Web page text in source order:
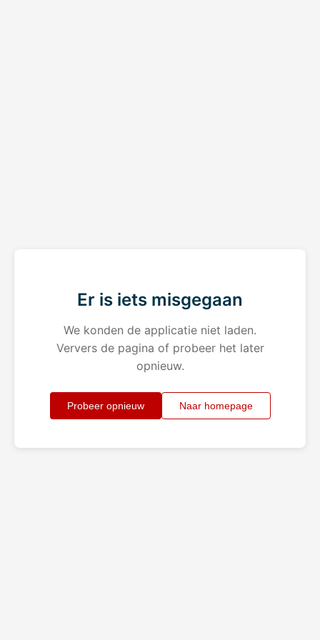
Er is iets misgegaan
We konden de applicatie niet laden.
Ververs de pagina of probeer het later
opnieuw.
Probeer opnieuw Naar homepage